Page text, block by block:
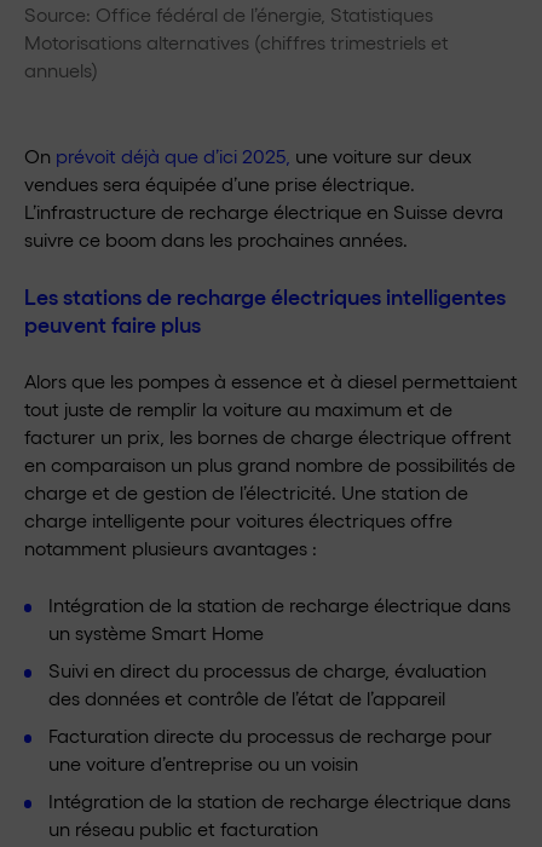
Source: Office fédéral de l’énergie, Statistiques
Motorisations alternatives (chiffres trimestriels et
annuels)
On prévoit déjà que d’ici 2025, une voiture sur deux
vendues sera équipée d’une prise électrique.
L’infrastructure de recharge électrique en Suisse devra
suivre ce boom dans les prochaines années.
Les stations de recharge électriques intelligentes
peuvent faire plus
Alors que les pompes à essence et à diesel permettaient
tout juste de remplir la voiture au maximum et de
facturer un prix, les bornes de charge électrique offrent
en comparaison un plus grand nombre de possibilités de
charge et de gestion de l’électricité. Une station de
charge intelligente pour voitures électriques offre
notamment plusieurs avantages :
Intégration de la station de recharge électrique dans
un système Smart Home
Suivi en direct du processus de charge, évaluation
des données et contrôle de l’état de l’appareil
Facturation directe du processus de recharge pour
une voiture d’entreprise ou un voisin
Intégration de la station de recharge électrique dans
un réseau public et facturation